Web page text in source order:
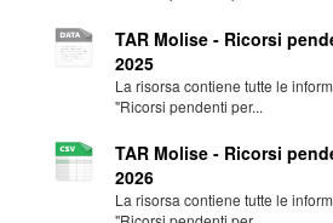
TAR Molise - Ricorsi
2025
La risorsa contiene tutte le
"Ricorsi pendenti per...
TAR Molise - Ricorsi
2026
La risorsa contiene tutte le